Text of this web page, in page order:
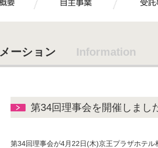
ーション Information
第34回理事会を開催しまし
第34回理事会が4月22日(木)京王プラザホテル